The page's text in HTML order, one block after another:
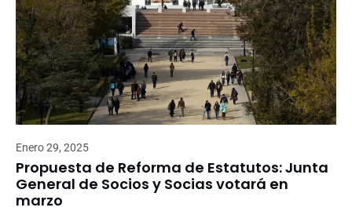
Enero 29, 2025
Propuesta de Reforma de Estatutos: Junta
General de Socios y Socias votará en
marzo